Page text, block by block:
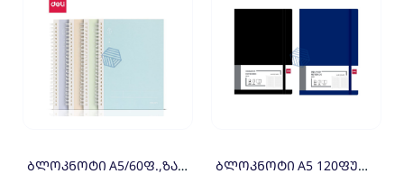
ბლოკნოტი A5/60ფ.,ზამბარაზე LA560-1 , DELI ბლოკნოტი A5 120ფურც. უჯრა N001 , DELI